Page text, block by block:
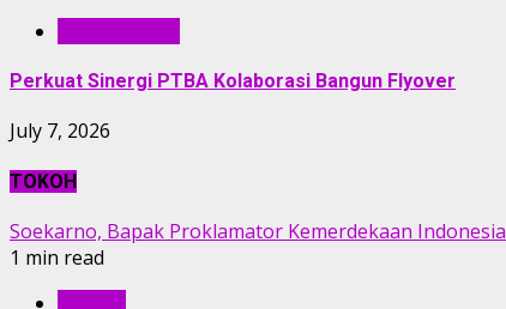
Perkuat Sinergi PTBA Kolaborasi Bangun Flyover
July 7, 2026
TOKOH
Soekarno, Bapak Proklamator Kemerdekaan Indonesia
1 min read